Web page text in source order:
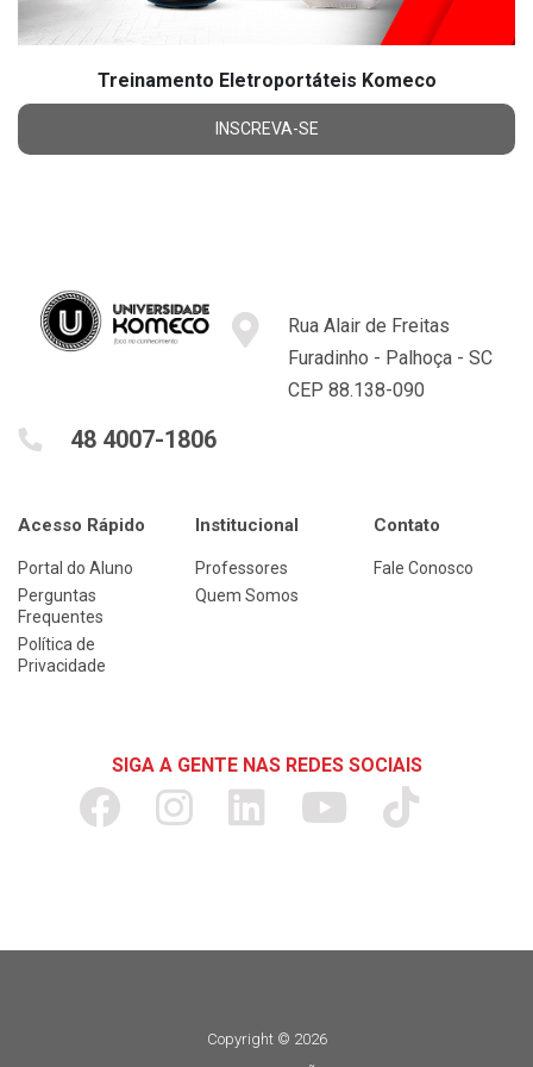
Treinamento Eletroportáteis Komeco
INSCREVA-SE
Rua Alair de Freitas
Furadinho - Palhoça - SC
CEP 88.138-090
48 4007-1806
Acesso Rápido
Portal do Aluno
Perguntas
Frequentes
Política de
Privacidade
Institucional
Professores
Quem Somos
Contato
Fale Conosco
SIGA A GENTE NAS REDES SOCIAIS
Copyright © 2026